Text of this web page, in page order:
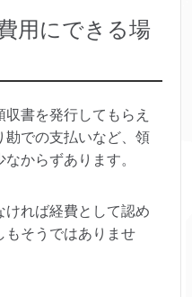
用にできる場
書を発行してもらえ
勘での支払いなど、領
からずあります。
ければ経費として認め
もそうではありませ